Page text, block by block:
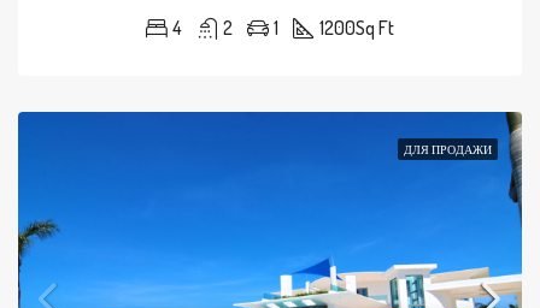
4 2 1 1200Sq Ft
ДЛЯ ПРОДАЖИ